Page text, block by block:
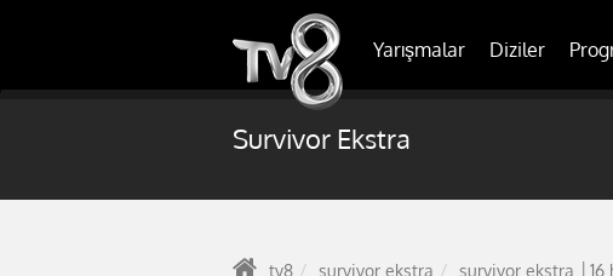
Yarışmalar Diziler
Survivor Ekstra
tv8 survivor ekstra survivor ekstra │16